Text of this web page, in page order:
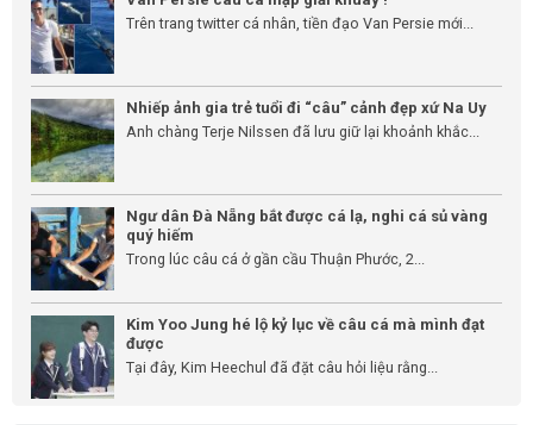
Trên trang twitter cá nhân, tiền đạo Van Persie mới...
Nhiếp ảnh gia trẻ tuổi đi “câu” cảnh đẹp xứ Na Uy
Anh chàng Terje Nilssen đã lưu giữ lại khoảnh khắc...
Ngư dân Đà Nẵng bắt được cá lạ, nghi cá sủ vàng
quý hiếm
Trong lúc câu cá ở gần cầu Thuận Phước, 2...
Kim Yoo Jung hé lộ kỷ lục về câu cá mà mình đạt
được
Tại đây, Kim Heechul đã đặt câu hỏi liệu rằng...